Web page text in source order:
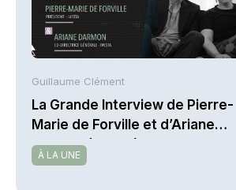
Guillaume Clément
La Grande Interview de Pierre-
Marie de Forville et d’Ariane
Darmon (Ivesta)
À LA UNE